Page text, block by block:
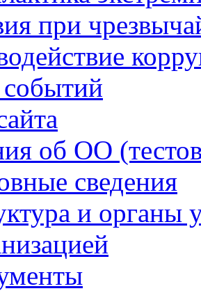
при
об ОО
сведения
и органы